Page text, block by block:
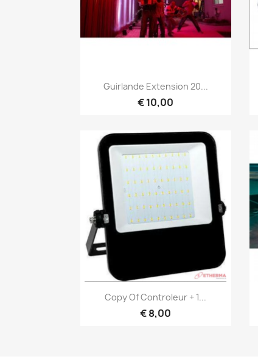
Snel bekijken
Guirlande Extension 20...
€ 10,00
Snel bekijken
Copy Of Controleur + 1...
€ 8,00